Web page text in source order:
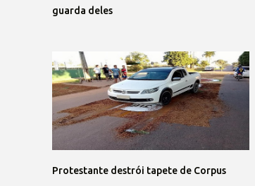
guarda deles
Protestante destrói tapete de Corpus